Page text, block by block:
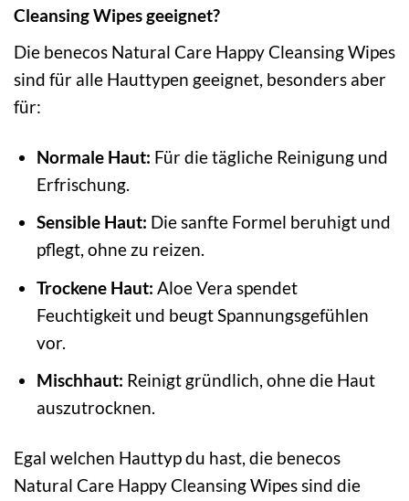
Cleansing Wipes geeignet?
Die benecos Natural Care Happy Cleansing Wipes
sind für alle Hauttypen geeignet, besonders aber
für:
Normale Haut: Für die tägliche Reinigung und
Erfrischung.
Sensible Haut: Die sanfte Formel beruhigt und
pflegt, ohne zu reizen.
Trockene Haut: Aloe Vera spendet
Feuchtigkeit und beugt Spannungsgefühlen
vor.
Mischhaut: Reinigt gründlich, ohne die Haut
auszutrocknen.
Egal welchen Hauttyp du hast, die benecos
Natural Care Happy Cleansing Wipes sind die